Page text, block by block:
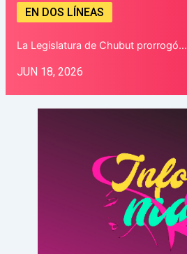
EN DOS LÍNEAS
La Legislatura de Chubut prorrogó…
JUN 18, 2026